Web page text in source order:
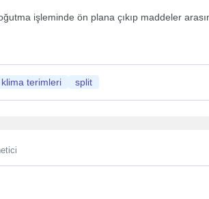
işleminde ön plana çıkıp maddeler
klima terimleri split